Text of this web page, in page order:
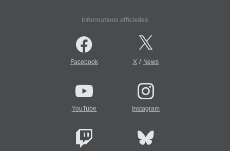
Informations officielles
Facebook X/ News
YouTube Instagram